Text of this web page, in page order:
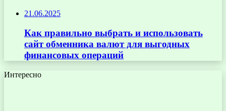
21.06.2025
Как правильно выбрать и использовать
сайт обменника валют для выгодных
финансовых операций
Интересно